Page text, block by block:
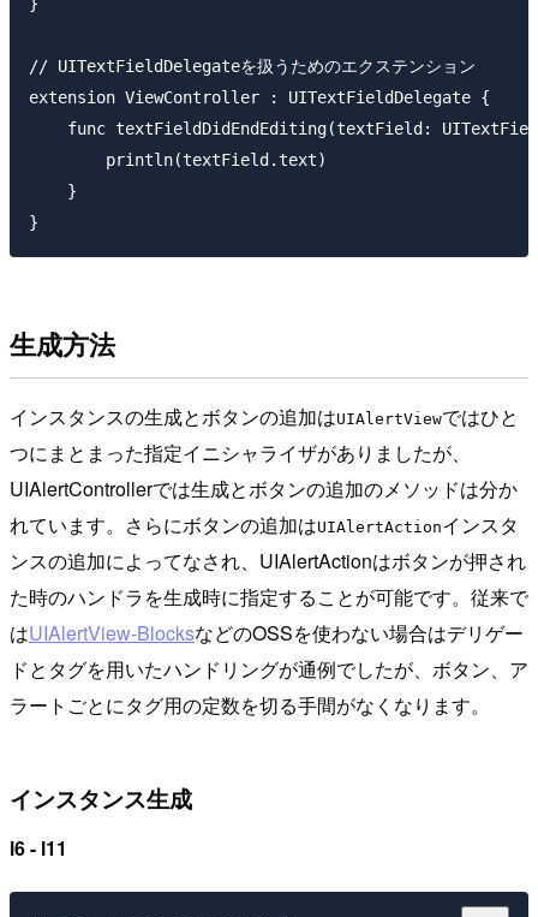
// UITextFieldDelegateを扱うためのエクステンション
extension ViewController : UITextFieldDelegate {
func textFieldDidEndEditing(textField:
        println(textField.text)
    }
生成方法
インスタンスの生成とボタンの追加はUIAlertViewではひと
つにまとまった指定イニシャライザがありましたが、
UIAlertControllerでは生成とボタンの追加のメソッドは分か
れています。さらにボタンの追加はUIAlertActionインスタ
ンスの追加によってなされ、UIAlertActionはボタンが押され
た時のハンドラを生成時に指定することが可能です。従来で
はUIAlertView-BlocksなどのOSSを使わない場合はデリゲー
ドとタグを用いたハンドリングが通例でしたが、ボタン、ア
ラートごとにタグ用の定数を切る手間がなくなります。
インスタンス生成
l6 - l11